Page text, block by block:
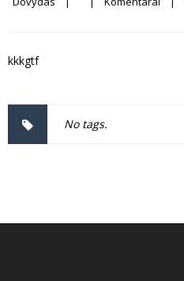
kkkgtf
No tags.